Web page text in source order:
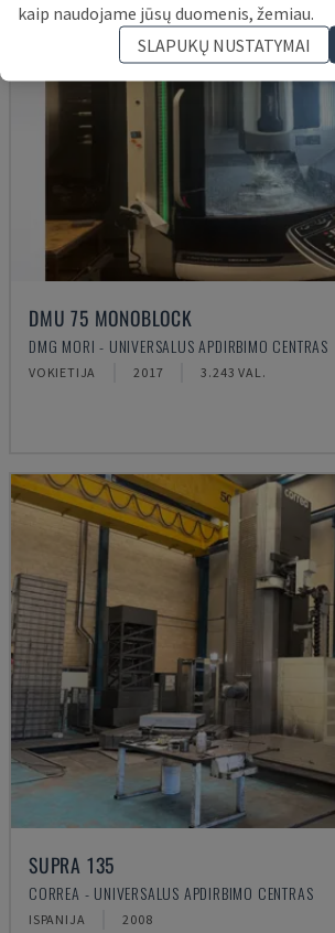
DMU 75 MONOBLOCK
DMG MORI - UNIVERSALUS APDIRBIMO CENTRAS
VOKIETIJA 2017 3.243 VAL.
SUPRA 135
CORREA - UNIVERSALUS APDIRBIMO CENTRAS
ISPANIJA 2008
kaip naudojame jūsų duomenis, žemiau.
SLAPUKŲ NUSTATYMAI